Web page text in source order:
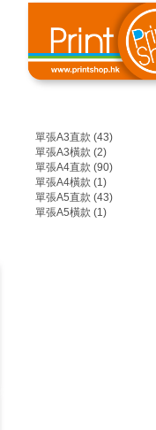
單張A3直款 (43)
單張A3橫款 (2)
單張A4直款 (90)
單張A4橫款 (1)
單張A5直款 (43)
單張A5橫款 (1)